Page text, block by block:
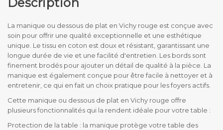
La manique ou dessous de plat en Vichy rouge est conçue avec
soin pour offrir une qualité exceptionnelle et une esthétique
unique. Le tissu en coton est doux et résistant, garantissant une
longue durée de vie et une facilité d'entretien. Les bords sont
finement brodés pour ajouter un détail de qualité à la pièce. La
manique est également conçue pour être facile à nettoyer et à
entretenir, ce qui en fait un choix pratique pour les foyers actifs.
Cette manique ou dessous de plat en Vichy rouge offre
plusieurs fonctionnalités qui la rendent idéale pour votre table :
Protection de la table : la manique protège votre table des